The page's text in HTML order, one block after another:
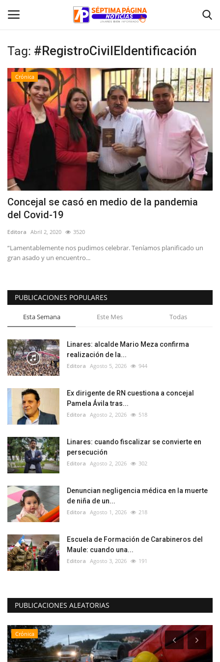
Inicio
Crónica
Policial
Tribunales
Deporte
Política
Espectáculos
Tag: #RegistroCivilEIdentificación
Crónica
Concejal se casó en medio de la pandemia
del Covid-19
Editora Abril 2, 2020 3520
“Lamentablemente nos pudimos celebrar. Teníamos planificado un
gran asado y un encuentro...
PUBLICACIONES POPULARES
Esta Semana Este Mes Todas
Linares: alcalde Mario Meza confirma
realización de la...
Editora Agosto 5, 2026 944
Ex dirigente de RN cuestiona a concejal
Pamela Ávila tras...
Editora Agosto 2, 2026 518
Linares: cuando fiscalizar se convierte en
persecución
Editora Agosto 2, 2026 302
Denuncian negligencia médica en la muerte
de niña de un...
Editora Agosto 1, 2026 218
Escuela de Formación de Carabineros del
Maule: cuando una...
Editora Agosto 3, 2026 191
PUBLICACIONES ALEATORIAS
Crónica